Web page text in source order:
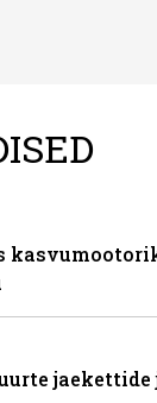
jaekettide